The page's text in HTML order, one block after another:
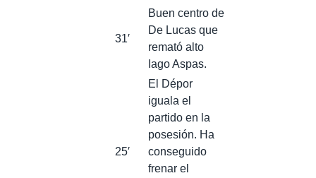
31′
Buen centro de
De Lucas que
remató alto
Iago Aspas.
25′
El Dépor
iguala el
partido en la
posesión. Ha
conseguido
frenar el